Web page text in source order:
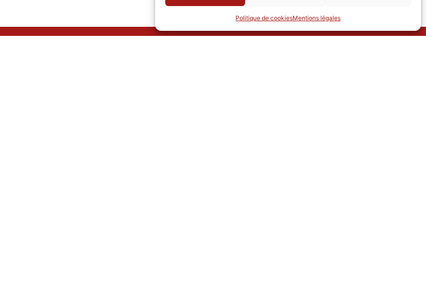
Politique de cookiesMentions légales